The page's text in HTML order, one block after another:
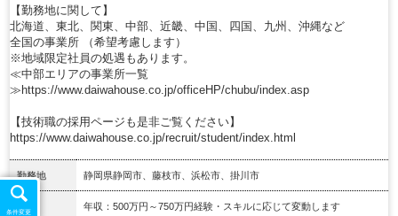
【勤務地に関して】
北海道、東北、関東、中部、近畿、中国、四国、九州、沖縄など
全国の事業所 （希望考慮します）
※地域限定社員の処遇もあります。
≪中部エリアの事業所一覧
≫https://www.daiwahouse.co.jp/officeHP/chubu/index.asp
【技術職の採用ページも是非ご覧ください】
https://www.daiwahouse.co.jp/recruit/student/index.html
勤務地 静岡県静岡市、藤枝市、浜松市、掛川市
年収：500万円～750万円経験・スキルに応じて変動します
条件変更